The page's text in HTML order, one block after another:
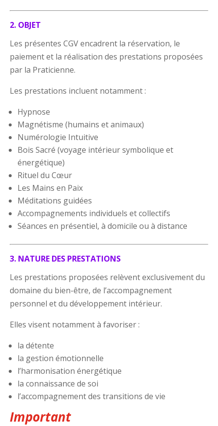
2. OBJET
Les présentes CGV encadrent la réservation, le
paiement et la réalisation des prestations proposées
par la Praticienne.
Les prestations incluent notamment :
Hypnose
Magnétisme (humains et animaux)
Numérologie Intuitive
Bois Sacré (voyage intérieur symbolique et
énergétique)
Rituel du Cœur
Les Mains en Paix
Méditations guidées
Accompagnements individuels et collectifs
Séances en présentiel, à domicile ou à distance
3. NATURE DES PRESTATIONS
Les prestations proposées relèvent exclusivement du
domaine du bien-être, de l’accompagnement
personnel et du développement intérieur.
Elles visent notamment à favoriser :
la détente
la gestion émotionnelle
l’harmonisation énergétique
la connaissance de soi
l’accompagnement des transitions de vie
Important